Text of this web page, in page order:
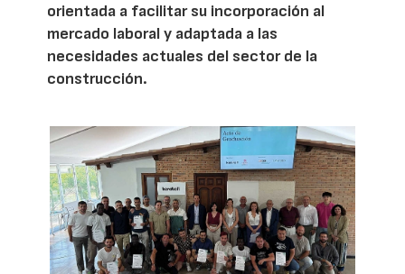
orientada a facilitar su incorporación al
mercado laboral y adaptada a las
necesidades actuales del sector de la
construcción.